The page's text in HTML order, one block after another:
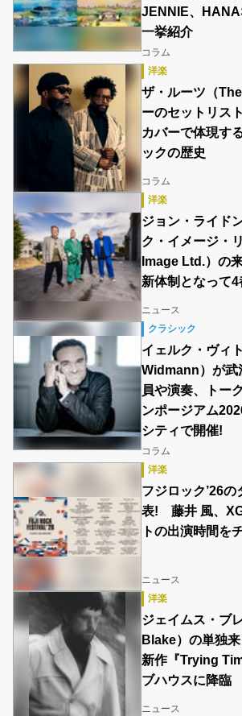
JENNIE、
一挙紹介
コラム
洋楽
ザ・ルーツ（
ーのセットリス
カバーで体現す
ックの歴史
コラム
洋楽
ジョン・ライド
ク・イメージ・
Image Ltd.）の
新体制となって
ニュース
クラシック
イェルク・ヴィ
Widmann）が武
員や演奏、トー
ンポージアム
シティで開催!
コラム
洋楽
フジロック’26
表! 藤井 風、
トの出演時間を
ニュース
洋楽
ジェイムス・ブ
Blake）の単独
新作『Trying
ブハウスに降臨
ニュース